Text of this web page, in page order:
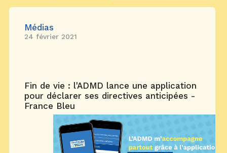
Médias
24 février 2021
Fin de vie : l'ADMD lance une application
pour déclarer ses directives anticipées -
France Bleu